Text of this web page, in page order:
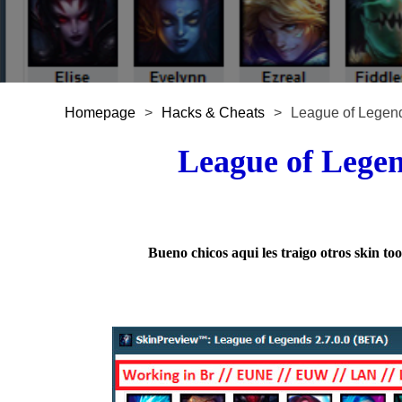
Homepage > Hacks & Cheats > League of
League of
Bueno chicos aqui les traigo otros skin